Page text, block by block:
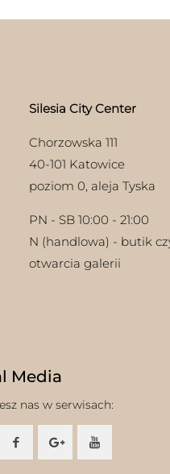
Silesia City Center
Chorzowska 111
40-101 Katowice
poziom 0, aleja Tyska
PN - SB 10:00 - 21:00
N (handlowa) - butik
otwarcia galerii
Media
nas w serwisach: